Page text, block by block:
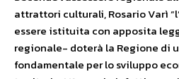
attrattori culturali, Rosario Varì
essere istituita con apposita
regionale- doterà la Regione di
fondamentale per lo sviluppo